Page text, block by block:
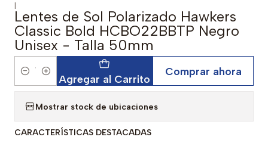
|
Lentes de Sol Polarizado Hawkers
Classic Bold HCBO22BBTP Negro
Unisex - Talla 50mm
Cantidad Agregar al Carrito
Comprar ahora
Mostrar stock de ubicaciones
CARACTERÍSTICAS DESTACADAS